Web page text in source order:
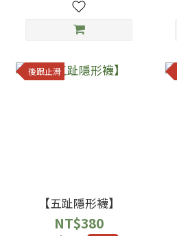
後跟止滑
【五趾隱形襪】
NT$380